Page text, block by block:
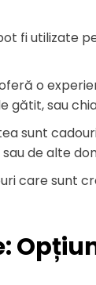
fi utilizate
o
sau
sunt
de alte
care sunt